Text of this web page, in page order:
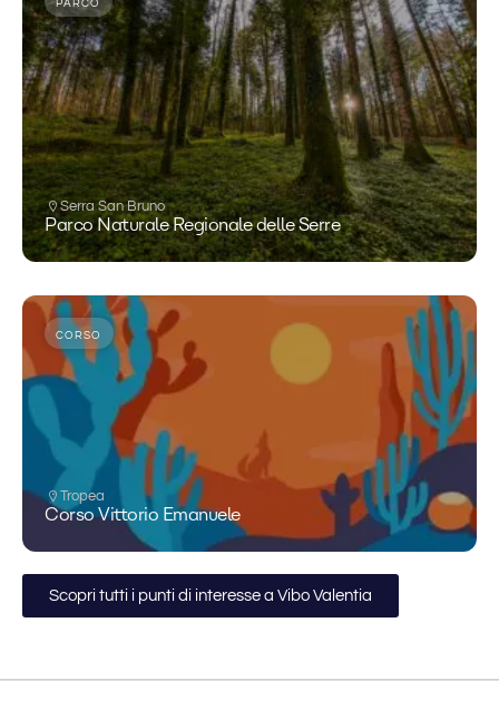
Serra San Bruno
Parco Naturale Regionale delle Serre
PARCO
Tropea
Corso Vittorio Emanuele
CORSO
Scopri tutti i punti di interesse a Vibo Valentia